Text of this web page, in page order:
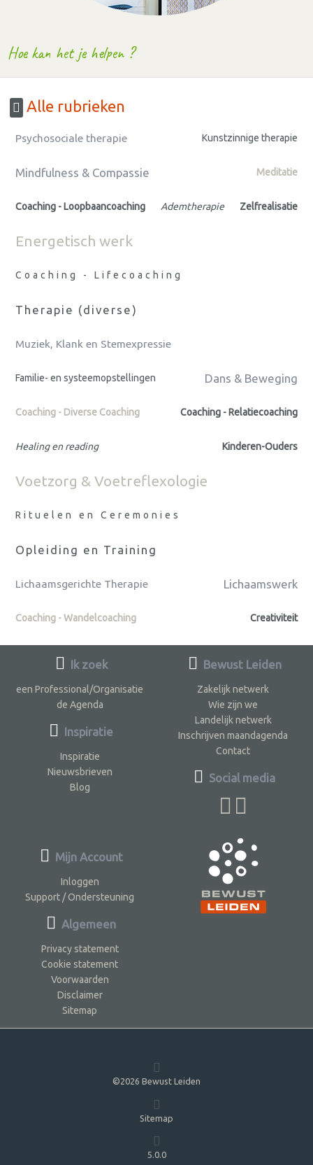
Hoe kan het je helpen ?
Alle rubrieken
Psychosociale therapie Kunstzinnige therapie
Mindfulness & Compassie Meditatie
Coaching - Loopbaancoaching Ademtherapie Zelfrealisatie
Energetisch werk
Coaching - Lifecoaching
Therapie (diverse)
Muziek, Klank en Stemexpressie
Familie- en systeemopstellingen Dans & Beweging
Coaching - Diverse Coaching Coaching - Relatiecoaching
Healing en reading Kinderen-Ouders
Voetzorg & Voetreflexologie
Rituelen en Ceremonies
Opleiding en Training
Lichaamsgerichte Therapie Lichaamswerk
Coaching - Wandelcoaching Creativiteit
Ik zoek
een Professional/Organisatie
de Agenda
Inspiratie
Inspiratie
Nieuwsbrieven
Blog
Bewust Leiden
Zakelijk netwerk
Wie zijn we
Landelijk netwerk
Inschrijven maandagenda
Contact
Social media
Mijn Account
Inloggen
Support / Ondersteuning
Algemeen
Privacy statement
Cookie statement
Voorwaarden
Disclaimer
Sitemap
©2026 Bewust Leiden
Sitemap
5.0.0